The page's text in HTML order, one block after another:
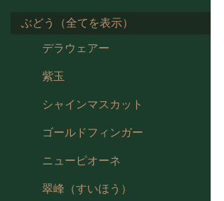
ぶどう（全てを表示）
デラウェアー
紫玉
シャインマスカット
ゴールドフィンガー
ニューピオーネ
翠峰（すいほう）